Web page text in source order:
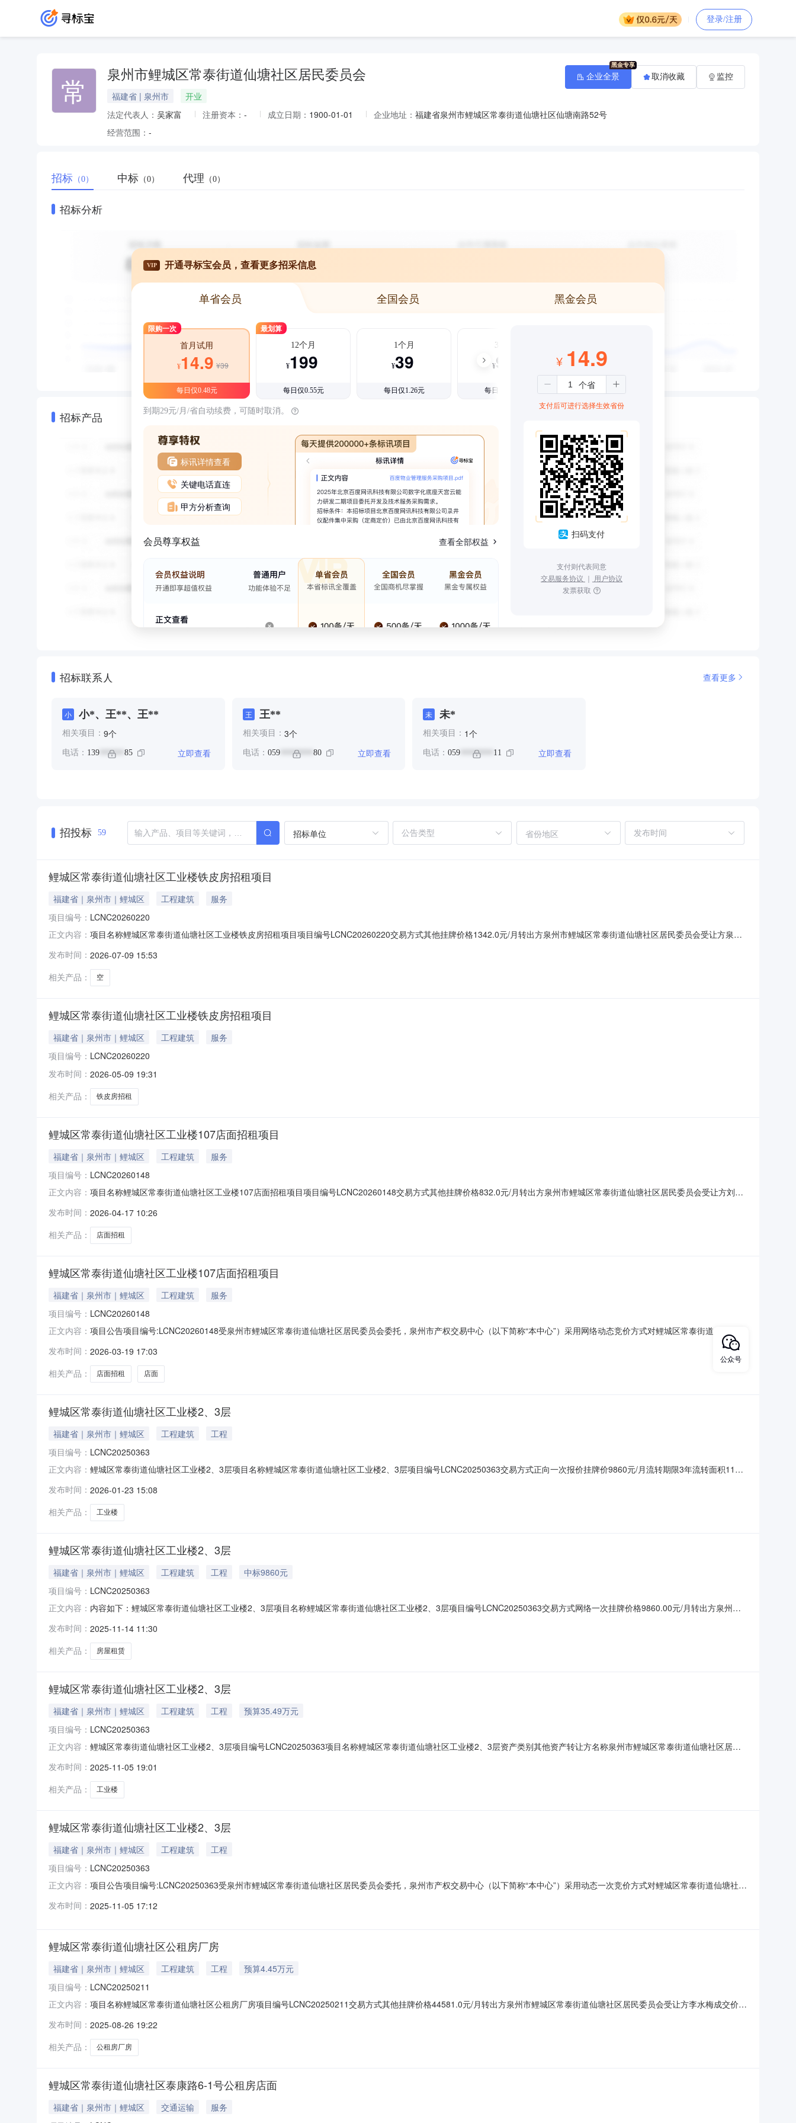
登录/注册
常 泉州市鲤城区常泰街道仙塘社区居民委员会
福建省 | 泉州市
开业
法定代表人： 吴家富 注册资本： - 成立日期： 1900-01-01 企业地址： 福建省泉州市鲤城区常泰街道仙塘社区仙塘南路52号
经营范围： -
企业全景 取消收藏 监控
招标 （0） 中标 （0） 代理 （0）
招标分析
招标产品
VIP 开通寻标宝会员，查看更多招采信息
单省会员 全国会员 黑金会员
限购一次
首月试用
¥14.9 ¥39
每日仅0.48元
最划算
12个月
¥199
每日仅0.55元
1个月
¥39
每日仅1.26元
3个月
¥99
每日仅1.08元
到期29元/月/省自动续费，可随时取消。
标讯详情查看
关键电话直连
甲方分析查询
会员尊享权益 查看全部权益
¥ 14.9
支付后可进行选择生效省份
扫码支付
支付则代表同意
交易服务协议 ｜ 用户协议
发票获取
招标联系人 查看更多
小 小*、王**、王**
相关项目： 9个
电话： 139 ****** 85 立即查看
王 王**
相关项目： 3个
电话： 059******** 80 立即查看
未 未*
相关项目： 1个
电话： 059 ******** 11 立即查看
招投标 59 招标单位 省份地区
鲤城区常泰街道仙塘社区工业楼铁皮房招租项目
福建省｜泉州市｜鲤城区 工程建筑
服务
项目编号： LCNC20260220
正文内容： 项目名称鲤城区常泰街道仙塘社区工业楼铁皮房招租项目项目编号LCNC20260220交易方式其他挂牌价格1342.0元/月转出方泉州市鲤城区常泰街道仙塘社区居民委员会受让方泉州
发布时间： 2026-07-09 15:53
相关产品：
空
鲤城区常泰街道仙塘社区工业楼铁皮房招租项目
福建省｜泉州市｜鲤城区 工程建筑
服务
项目编号： LCNC20260220
发布时间： 2026-05-09 19:31
相关产品：
铁皮房招租
鲤城区常泰街道仙塘社区工业楼107店面招租项目
福建省｜泉州市｜鲤城区 工程建筑
服务
项目编号： LCNC20260148
正文内容： 项目名称鲤城区常泰街道仙塘社区工业楼107店面招租项目项目编号LCNC20260148交易方式其他挂牌价格832.0元/月转出方泉州市鲤城区常泰街道仙塘社区居民委员会受让方刘聪
发布时间： 2026-04-17 10:26
相关产品：
店面招租
鲤城区常泰街道仙塘社区工业楼107店面招租项目
福建省｜泉州市｜鲤城区 工程建筑
服务
项目编号： LCNC20260148
正文内容： 项目公告项目编号:LCNC20260148受泉州市鲤城区常泰街道仙塘社区居民委员会委托，泉州市产权交易中心（以下简称“本中心”）采用网络动态竞价方式对鲤城区常泰街道仙塘社区
工业楼107店面招租项目进行公开流转交易，欢迎符合条件的意向人前来参与竞价。现将有关情况公告如下：1、项目编号：LCNC20260148。2、标的名称：鲤城区常泰街道仙塘社
区工业楼107店面招租项目。3、标的地址：鲤城区常泰街道仙塘社区工业楼107店面。4、标的面积：52㎡。5、挂牌价：832元/月。6、流转期限：3年。7、装修期：无。8、租金
支
发布时间： 2026-03-19 17:03
相关产品：
店面招租 店面
鲤城区常泰街道仙塘社区工业楼2、3层
福建省｜泉州市｜鲤城区 工程建筑
工程
项目编号： LCNC20250363
正文内容： 鲤城区常泰街道仙塘社区工业楼2、3层项目名称鲤城区常泰街道仙塘社区工业楼2、3层项目编号LCNC20250363交易方式正向一次报价挂牌价9860元/月流转期限3年流转面积1160
发布时间： 2026-01-23 15:08
相关产品：
工业楼
鲤城区常泰街道仙塘社区工业楼2、3层
福建省｜泉州市｜鲤城区 工程建筑 工程
中标9860元
项目编号： LCNC20250363
正文内容： 内容如下：鲤城区常泰街道仙塘社区工业楼2、3层项目名称鲤城区常泰街道仙塘社区工业楼2、3层项目编号LCNC20250363交易方式网络一次挂牌价格9860.00元/月转出方泉州市
发布时间： 2025-11-14 11:30
相关产品：
房屋租赁
鲤城区常泰街道仙塘社区工业楼2、3层
福建省｜泉州市｜鲤城区 工程建筑 工程
预算35.49万元
项目编号： LCNC20250363
正文内容： 鲤城区常泰街道仙塘社区工业楼2、3层项目编号LCNC20250363项目名称鲤城区常泰街道仙塘社区工业楼2、3层资产类别其他资产转让方名称泉州市鲤城区常泰街道仙塘社区居民
发布时间： 2025-11-05 19:01
相关产品：
工业楼
鲤城区常泰街道仙塘社区工业楼2、3层
福建省｜泉州市｜鲤城区 工程建筑
工程
项目编号： LCNC20250363
正文内容： 项目公告项目编号:LCNC20250363受泉州市鲤城区常泰街道仙塘社区居民委员会委托，泉州市产权交易中心（以下简称“本中心”）采用动态一次竞价方式对鲤城区常泰街道仙塘社区
2、3层。3、标的地址：鲤城区常泰街道仙塘社区工业楼2、3层。4、标的面积：1160㎡。5、装修情况：标的以移交时的现状为准。6、挂牌价：9860元/月。7、流转期限：3年。
发布时间： 2025-11-05 17:12
鲤城区常泰街道仙塘社区公租房厂房
福建省｜泉州市｜鲤城区 工程建筑 工程
预算4.45万元
项目编号： LCNC20250211
正文内容： 项目名称鲤城区常泰街道仙塘社区公租房厂房项目编号LCNC20250211交易方式其他挂牌价格44581.0元/月转出方泉州市鲤城区常泰街道仙塘社区居民委员会受让方李水梅成交价
发布时间： 2025-08-26 19:22
相关产品：
公租房厂房
鲤城区常泰街道仙塘社区泰康路6-1号公租房店面
福建省｜泉州市｜鲤城区 交通运输
服务
公众号